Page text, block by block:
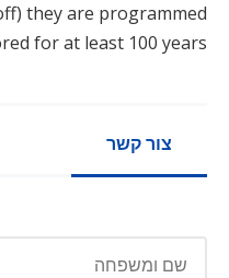
they are programmed
for at least 100 years.
צור קשר